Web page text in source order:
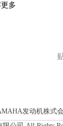
多
发动机株式